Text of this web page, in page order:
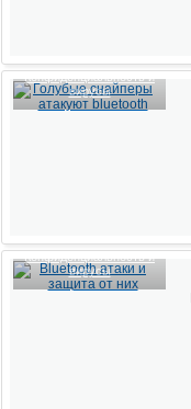
Конфиденциальность и
вирусы
Конфиденциальность и
вирусы